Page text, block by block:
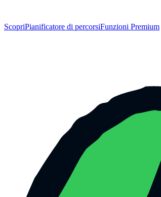
ScopriPianificatore di percorsiFunzioni Premium